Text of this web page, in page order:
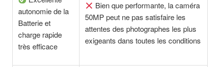
autonomie de la
Batterie et
charge rapide
très efficace
Bien que performante, la caméra
50MP peut ne pas satisfaire les
attentes des photographes les plus
exigeants dans toutes les conditions